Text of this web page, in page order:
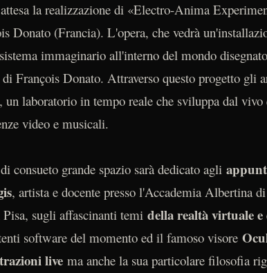
la realizzazione di «Electro-Anima
Donato (Francia). L'opera, che vedrà
immaginario all'interno del mondo
di François Donato. Attraverso questo progetto
laboratorio in tempo reale che sviluppa dal
video e musicali.
consueto grande spazio sarà dedicato agli
, artista e docente presso l'Accademia
sugli affascinanti temi della realtà virtuale
software del momento ed il famoso visore
live ma anche la sua particolare filosofia